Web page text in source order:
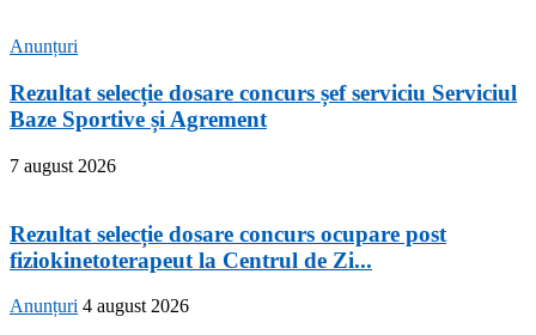
Anunțuri
Rezultat selecție dosare concurs șef serviciu Serviciul
Baze Sportive și Agrement
7 august 2026
Rezultat selecție dosare concurs ocupare post
fiziokinetoterapeut la Centrul de Zi...
Anunțuri 4 august 2026